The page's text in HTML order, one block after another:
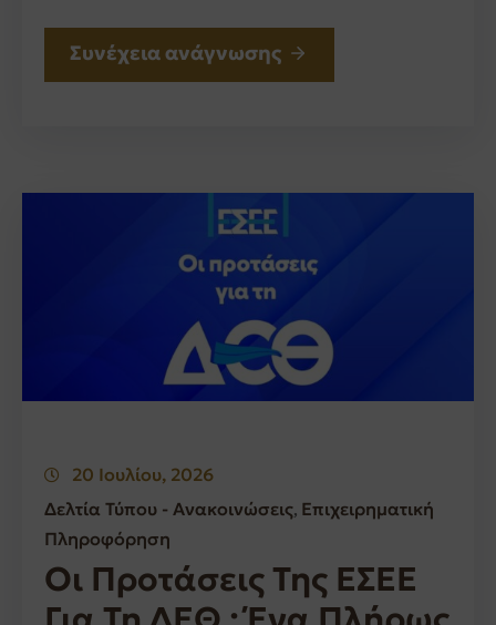
Συνέχεια ανάγνωσης
20 Ιουλίου, 2026
Δελτία Τύπου - Ανακοινώσεις‚ Επιχειρηματική
Πληροφόρηση
Οι Προτάσεις Της ΕΣΕΕ